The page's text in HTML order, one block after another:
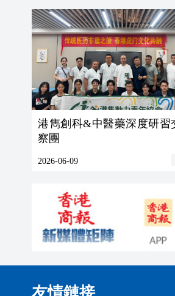
港雋創科&中醫藥深度研習
察團
2026-06-09
友情鏈接